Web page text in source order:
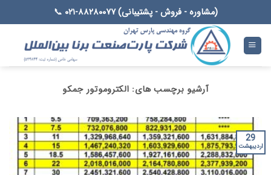
(مشاوره - فروش - پشتیبانی) ۸۸۲۸۰۰۷۷-۰۲۱ 📞
آرشیو برچسب های: الکتروموتور جمکو
29
اردیبهشت